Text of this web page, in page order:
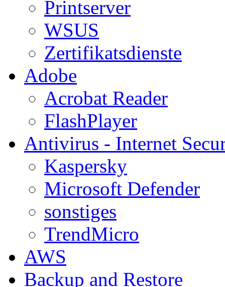
Printserver
WSUS
Zertifikatsdienste
Adobe
Acrobat Reader
FlashPlayer
Antivirus - Internet
Kaspersky
Microsoft Defender
sonstiges
TrendMicro
AWS
Backup and Restore